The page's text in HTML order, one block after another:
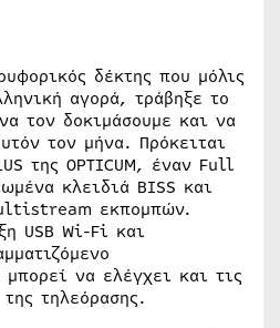
δέκτης που μόλις
αγορά, τράβηξε το
τον δοκιμάσουμε και να
τον μήνα. Πρόκειται
της OPTICUM, έναν Full
κλειδιά BISS και
εκπομπών.
USB Wi-Fi και
μπορεί να ελέγχει και τις
τηλεόρασης.